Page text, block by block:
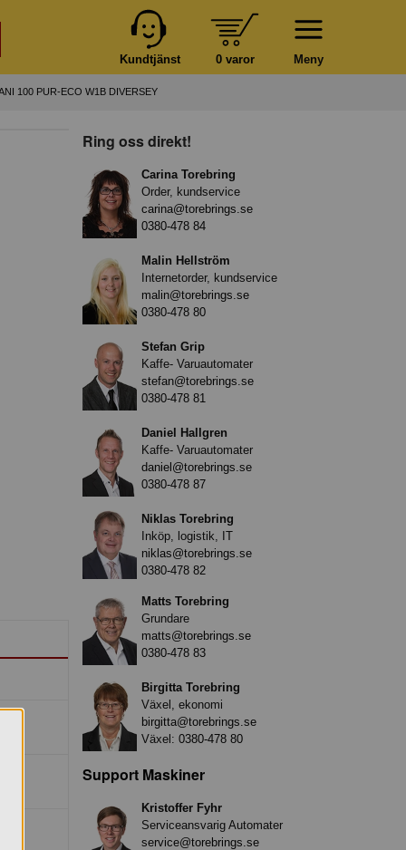
Meny
0 varor
Kundtjänst
100 PUR-ECO W1B DIVERSEY
Ring oss direkt!
Carina Torebring
Order, kundservice
carina@torebrings.se
0380-478 84
Malin Hellström
Internetorder, kundservice
malin@torebrings.se
0380-478 80
Stefan Grip
Kaffe- Varuautomater
stefan@torebrings.se
0380-478 81
Daniel Hallgren
Kaffe- Varuautomater
daniel@torebrings.se
0380-478 87
Niklas Torebring
Inköp, logistik, IT
niklas@torebrings.se
0380-478 82
Matts Torebring
Grundare
matts@torebrings.se
0380-478 83
Birgitta Torebring
Växel, ekonomi
birgitta@torebrings.se
Växel: 0380-478 80
Support Maskiner
Kristoffer Fyhr
Serviceansvarig Automater
service@torebrings.se